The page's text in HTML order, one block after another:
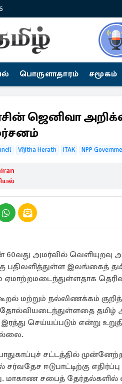
பொருளாதாரம் சமூகம்
ஜெனிவா
Vijitha Herath ITAK NPP
அமர்வில் வெளியுறவு
பதிலளித்துள்ள இலங்கைத்
ஏமாற்றமடைந்துள்ளதாக
மற்றும் நல்லிணக்கம்
தமிழ்
இரத்து செய்யப்படும் என்று
சட்டத்தில்
சர்வதேச ஈடுபாட்டிற்கு
மாகாண சபைத்